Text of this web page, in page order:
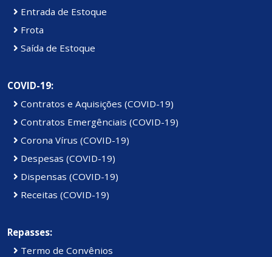
Entrada de Estoque
Frota
Saída de Estoque
COVID-19:
Contratos e Aquisições (COVID-19)
Contratos Emergênciais (COVID-19)
Corona Vírus (COVID-19)
Despesas (COVID-19)
Dispensas (COVID-19)
Receitas (COVID-19)
Repasses:
Termo de Convênios